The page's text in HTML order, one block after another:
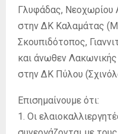
Γλυφάδας, Νεοχωρίου
στην ΔΚ Καλαμάτας
Σκουπιδότοπος,
και άνωθεν
στην ΔΚ Πύλου
Επισημαίνουμε ότι:
1. Οι